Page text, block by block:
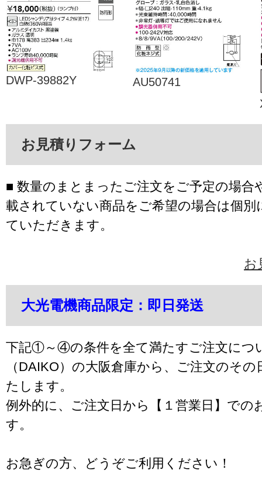
DWP-39882Y
AU50741
お見積りフォーム
■ 数量のまとまったご注文をご予定の場合
載されていない商品をご希望の場合は個別
ていただきます。
お
大光電機商品限定：即日発送
下記①～④の条件を全て満たすご注文につ
（DAIKO）の大阪倉庫から、ご注文のそ
たします。
例外的に、ご注文日から【１営業日】での
す。
お急ぎの方、どうぞご利用ください！